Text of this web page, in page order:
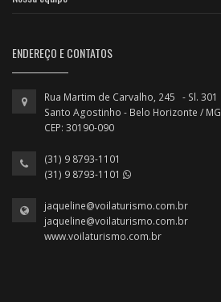
ENDEREÇO E CONTATOS
Rua Martim de Carvalho, 245 - Sl. 301
Santo Agostinho - Belo Horizonte / MG
CEP: 30190-090
(31) 9 8793-1101
(31) 9 8793-1101
jaqueline@voilaturismo.com.br
jaqueline@voilaturismo.com.br
www.voilaturismo.com.br